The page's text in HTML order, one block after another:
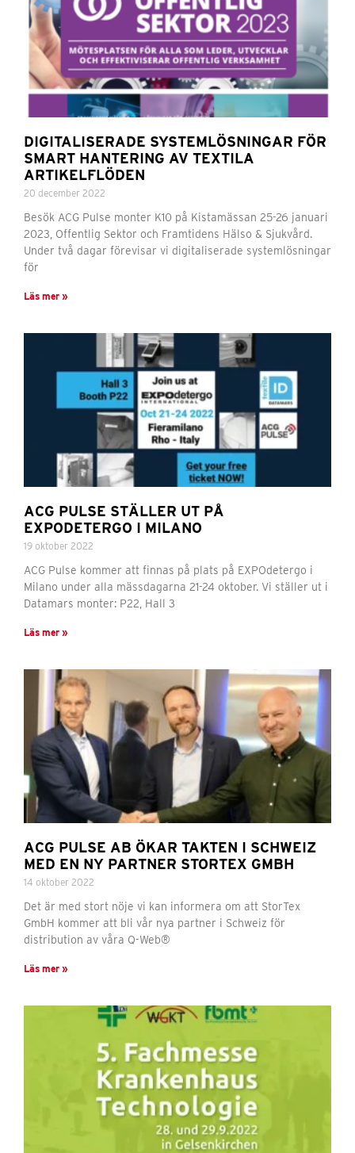
DIGITALISERADE SYSTEMLÖSNINGAR FÖR
SMART HANTERING AV TEXTILA
ARTIKELFLÖDEN
20 december 2022
Besök ACG Pulse monter K10 på Kistamässan 25-26 januari
2023, Offentlig Sektor och Framtidens Hälso & Sjukvård.
Under två dagar förevisar vi digitaliserade systemlösningar
för
Läs mer »
ACG PULSE STÄLLER UT PÅ
EXPODETERGO I MILANO
19 oktober 2022
ACG Pulse kommer att finnas på plats på EXPOdetergo i
Milano under alla mässdagarna 21-24 oktober. Vi ställer ut i
Datamars monter: P22, Hall 3
Läs mer »
ACG PULSE AB ÖKAR TAKTEN I SCHWEIZ
MED EN NY PARTNER STORTEX GMBH
14 oktober 2022
Det är med stort nöje vi kan informera om att StorTex
GmbH kommer att bli vår nya partner i Schweiz för
distribution av våra Q-Web®
Läs mer »